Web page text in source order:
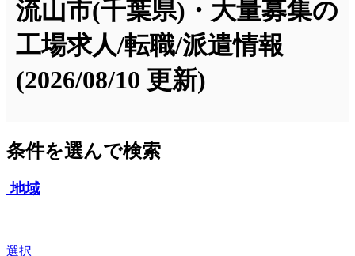
流山市(千葉県)・大量募集の
工場求人/転職/派遣情報
(2026/08/10 更新)
条件を選んで検索
地域
選択